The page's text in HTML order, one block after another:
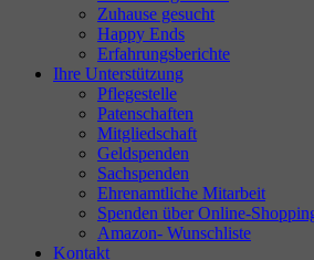
Zuhause gesucht
Happy Ends
Erfahrungsberichte
Ihre Unterstützung
Pflegestelle
Patenschaften
Mitgliedschaft
Geldspenden
Sachspenden
Ehrenamtliche Mitarbeit
Spenden über Online-
Amazon- Wunschliste
Kontakt